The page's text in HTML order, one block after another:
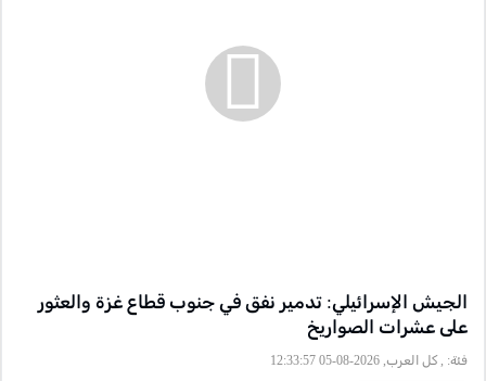
الجيش الإسرائيلي: تدمير نفق في جنوب قطاع غزة والعثور
على عشرات الصواريخ
فئة: , كل العرب, 2026-08-05 12:33:57